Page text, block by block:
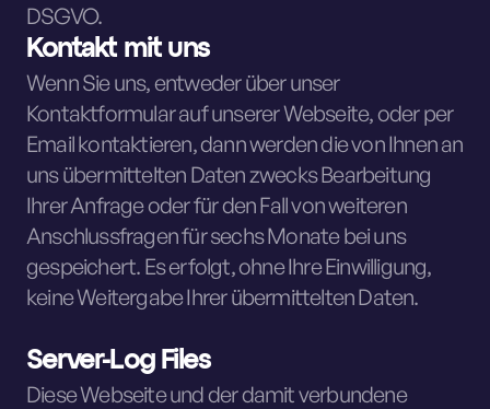
DSGVO.
Kontakt mit uns
Wenn Sie uns, entweder über unser
Kontaktformular auf unserer Webseite, oder per
Email kontaktieren, dann werden die von Ihnen an
uns übermittelten Daten zwecks Bearbeitung
Ihrer Anfrage oder für den Fall von weiteren
Anschlussfragen für sechs Monate bei uns
gespeichert. Es erfolgt, ohne Ihre Einwilligung,
keine Weitergabe Ihrer übermittelten Daten.
Server-Log Files
Diese Webseite und der damit verbundene